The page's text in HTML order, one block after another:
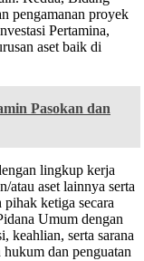
pengamanan proyek
Pertamina,
aset baik di
Pasokan dan
lingkup kerja
atau aset lainnya serta
ketiga secara
Umum dengan
keahlian, serta sarana
hukum dan penguatan